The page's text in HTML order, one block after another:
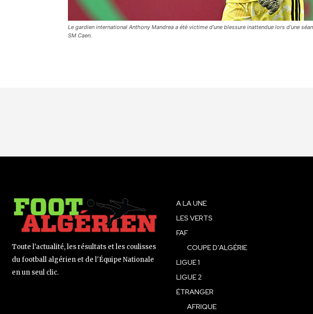
Le gardien international Anthony Mandrea a été victime d’une blessure inattendue lors d’une
SM Caen.
Toute l'actualité, les résultats et les coulisses
du football algérien et de l'Équipe Nationale
en un seul clic.
A LA UNE
LES VERTS
FAF
COUPE D’ALGÉRIE
LIGUE 1
LIGUE 2
ÉTRANGER
AFRIQUE